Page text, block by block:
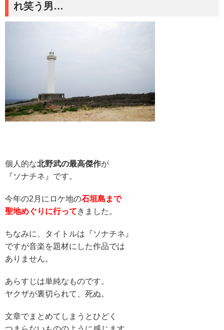
れ笑う男…
個人的な北野武の最高傑作が
『ソナチネ』です。
今年の2月にロケ地の石垣島まで
聖地めぐりに行ってきました。
ちなみに、タイトルは『ソナチネ』
ですが音楽を題材にした作品では
ありません。
あらすじは単純なものです。
ヤクザが裏切られて、死ぬ。
文章でまとめてしまうとひどく